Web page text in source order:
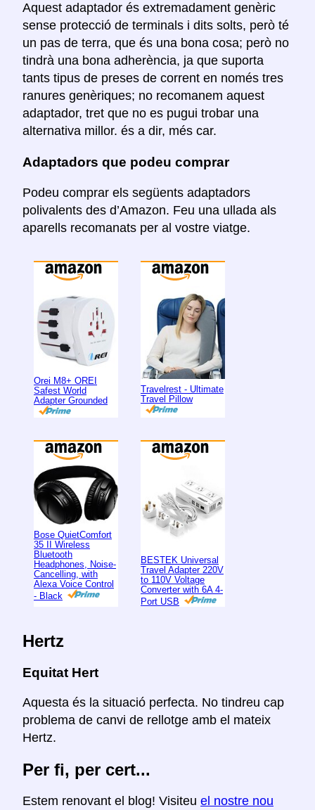
Aquest adaptador és extremadament genèric
sense protecció de terminals i dits solts, però té
un pas de terra, que és una bona cosa; però no
tindrà una bona adherència, ja que suporta
tants tipus de preses de corrent en només tres
ranures genèriques; no recomanem aquest
adaptador, tret que no es pugui trobar una
alternativa millor. és a dir, més car.
Adaptadors que podeu comprar
Podeu comprar els següents adaptadors
polivalents des d’Amazon. Feu una ullada als
aparells recomanats per al vostre viatge.
Orei M8+ OREI
Safest World
Adapter Grounded
Travelrest - Ultimate
Travel Pillow
Bose QuietComfort
35 II Wireless
Bluetooth
Headphones, Noise-
Cancelling, with
Alexa Voice Control
- Black
BESTEK Universal
Travel Adapter 220V
to 110V Voltage
Converter with 6A 4-
Port USB
Hertz
Equitat Hert
Aquesta és la situació perfecta. No tindreu cap
problema de canvi de rellotge amb el mateix
Hertz.
Per fi, per cert...
Estem renovant el blog! Visiteu el nostre nou